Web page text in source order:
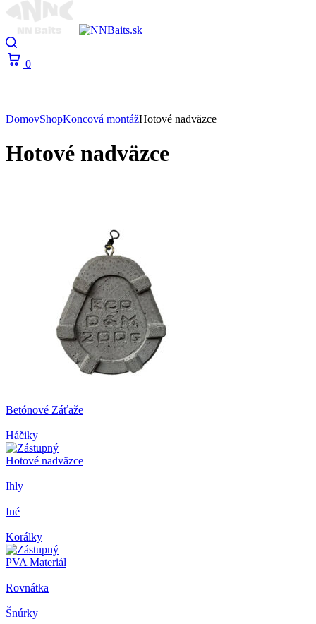
0
DomovShopKoncová montážHotové nadväzce
Hotové nadväzce
Betónové Záťaže
Háčiky
Hotové nadväzce
Ihly
Iné
Korálky
PVA Materiál
Rovnátka
Šnúrky